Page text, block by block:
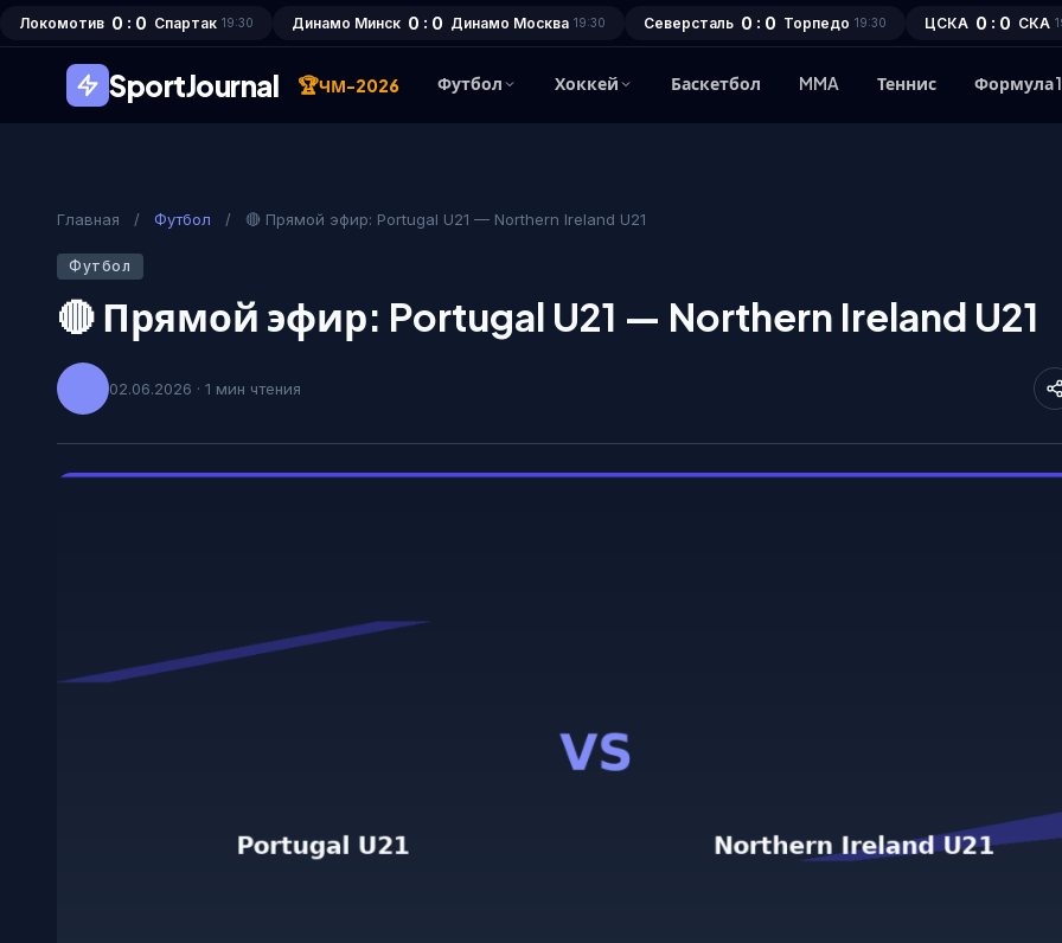
Локомотив 0 : 0 Спартак 19:30 Динамо Минск 0 : 0 Динамо Москва 19:30 Северсталь 0 : 0 Торпедо 19:30 ЦСКА 0 : 0 СКА
SportJournal 🏆ЧМ-2026 Футбол Хоккей Баскетбол MMA Теннис Формула 1
Главная / Футбол / 🔴 Прямой эфир: Portugal U21 — Northern Ireland U21
Футбол
🔴 Прямой эфир: Portugal U21 — Northern Ireland U21
02.06.2026 · 1 мин чтения